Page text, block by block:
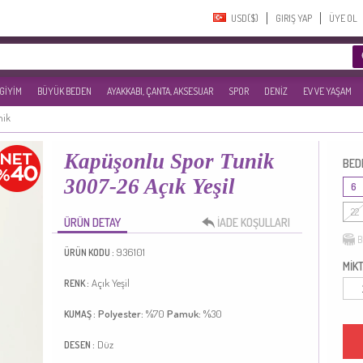
USD($)‎ GIRIŞ YAP ÜYE OL
BÜYÜK BEDEN AYAKKABI, ÇANTA, AKSESUAR SPOR DENİZ EV VE YAŞAM
Kapüşonlu Spor Tunik
3007-26 Açık Yeşil
ÜRÜN DETAY İADE KOŞULLARI
ÜRÜN KODU : 936101
RENK : Açık Yeşil
KUMAŞ : Polyester: %70 Pamuk: %30
DESEN : Düz
6
22